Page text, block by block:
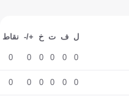
ل ف ت خ +/- نقاط
0
0
0
0
0
0
0
0
0
0
0
0